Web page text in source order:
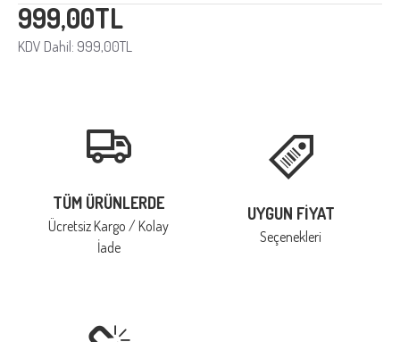
999,00TL
KDV Dahil: 999,00TL
TÜM ÜRÜNLERDE
Ücretsiz Kargo / Kolay
İade
UYGUN FIYAT
Seçenekleri